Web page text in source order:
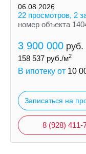
06.08.2026
22 просмотров, 2
номер объекта
3 900 000 руб.
158 537 руб./м2
В ипотеку от 10
Записаться на
8 (928) 411-